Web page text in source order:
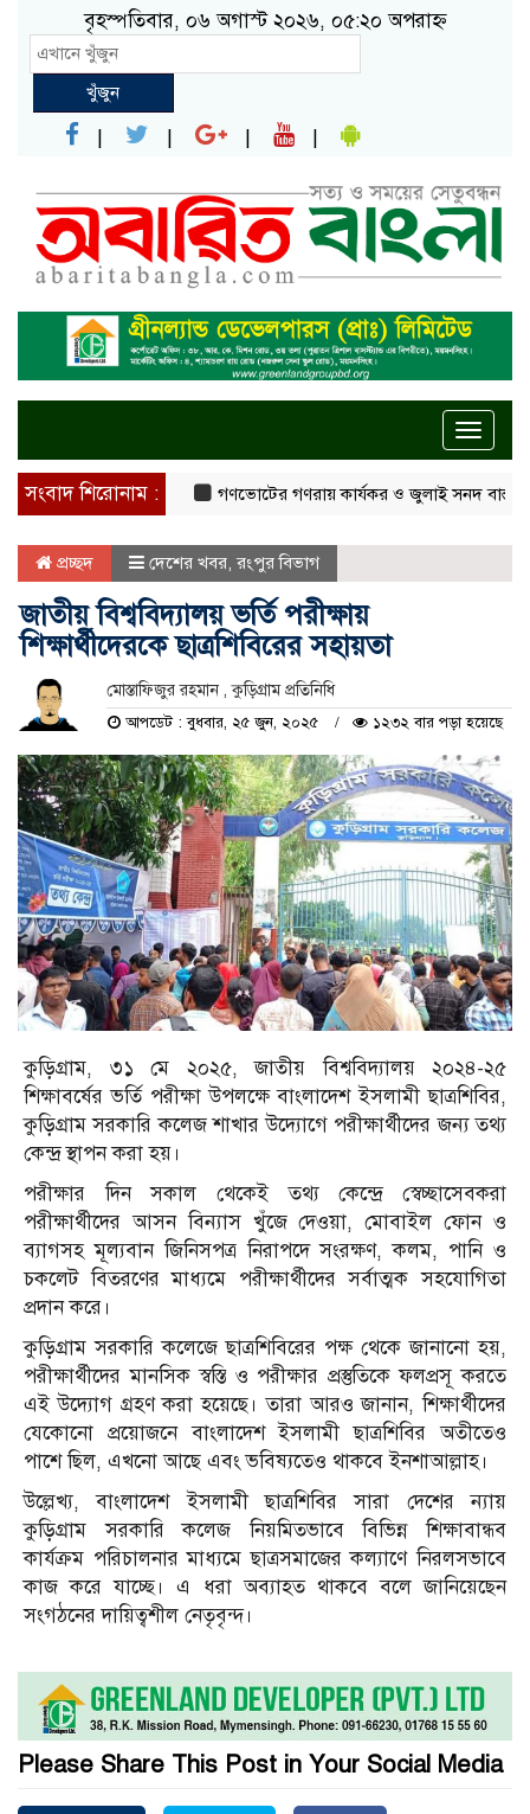
বৃহস্পতিবার, ০৬ অগাস্ট ২০২৬, ০৫:২০ অপরাহ্ন
খুঁজুন
Toggle
সংবাদ শিরোনাম :গণভোটের গণরায় কার্যকর ও জুলাই সনদ বাস্তবায়নের
প্রচ্ছদ দেশের খবর, রংপুর বিভাগ
জাতীয় বিশ্ববিদ্যালয় ভর্তি পরীক্ষায়
শিক্ষার্থীদেরকে ছাত্রশিবিরের সহায়তা
মোস্তাফিজুর রহমান , কুড়িগ্রাম প্রতিনিধি
আপডেট : বুধবার, ২৫ জুন, ২০২৫ ১২৩২ বার পড়া হয়েছে
কুড়িগ্রাম, ৩১ মে ২০২৫, জাতীয় বিশ্ববিদ্যালয় ২০২৪-২৫
শিক্ষাবর্ষের ভর্তি পরীক্ষা উপলক্ষে বাংলাদেশ ইসলামী ছাত্রশিবির,
কুড়িগ্রাম সরকারি কলেজ শাখার উদ্যোগে পরীক্ষার্থীদের জন্য তথ্য
কেন্দ্র স্থাপন করা হয়।
পরীক্ষার দিন সকাল থেকেই তথ্য কেন্দ্রে স্বেচ্ছাসেবকরা
পরীক্ষার্থীদের আসন বিন্যাস খুঁজে দেওয়া, মোবাইল ফোন ও
ব্যাগসহ মূল্যবান জিনিসপত্র নিরাপদে সংরক্ষণ, কলম, পানি ও
চকলেট বিতরণের মাধ্যমে পরীক্ষার্থীদের সর্বাত্মক সহযোগিতা
প্রদান করে।
কুড়িগ্রাম সরকারি কলেজে ছাত্রশিবিরের পক্ষ থেকে জানানো হয়,
পরীক্ষার্থীদের মানসিক স্বস্তি ও পরীক্ষার প্রস্তুতিকে ফলপ্রসূ করতে
এই উদ্যোগ গ্রহণ করা হয়েছে। তারা আরও জানান, শিক্ষার্থীদের
যেকোনো প্রয়োজনে বাংলাদেশ ইসলামী ছাত্রশিবির অতীতেও
পাশে ছিল, এখনো আছে এবং ভবিষ্যতেও থাকবে ইনশাআল্লাহ।
উল্লেখ্য, বাংলাদেশ ইসলামী ছাত্রশিবির সারা দেশের ন্যায়
কুড়িগ্রাম সরকারি কলেজ নিয়মিতভাবে বিভিন্ন শিক্ষাবান্ধব
কার্যক্রম পরিচালনার মাধ্যমে ছাত্রসমাজের কল্যাণে নিরলসভাবে
কাজ করে যাচ্ছে। এ ধরা অব্যাহত থাকবে বলে জানিয়েছেন
সংগঠনের দায়িত্বশীল নেতৃবৃন্দ।
Please Share This Post in Your Social Media